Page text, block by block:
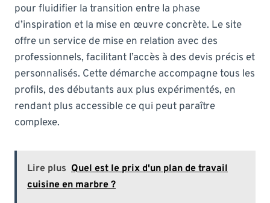
pour fluidifier la transition entre la phase
d’inspiration et la mise en œuvre concrète. Le site
offre un service de mise en relation avec des
professionnels, facilitant l’accès à des devis précis et
personnalisés. Cette démarche accompagne tous les
profils, des débutants aux plus expérimentés, en
rendant plus accessible ce qui peut paraître
complexe.
Lire plus Quel est le prix d'un plan de travail
cuisine en marbre ?